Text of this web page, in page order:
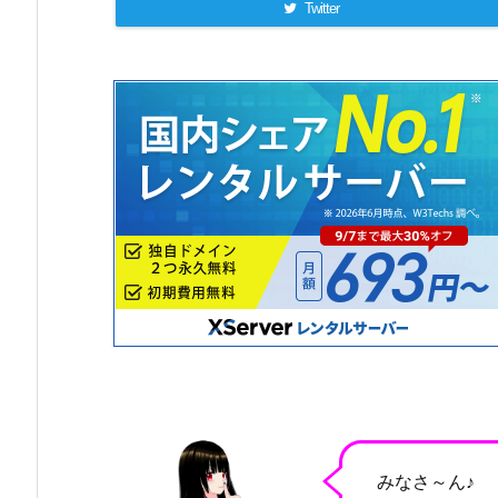
Twitter
みなさ～ん♪